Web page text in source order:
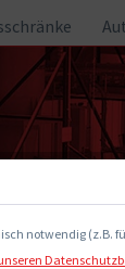
notwendig (z.B.